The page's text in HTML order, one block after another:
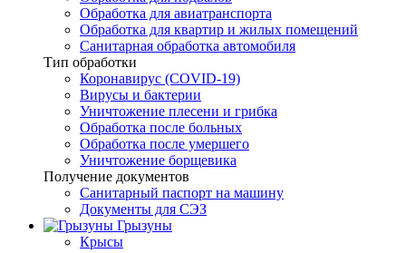
Обработка для авиатранспорта
Обработка для квартир и жилых помещений
Санитарная обработка автомобиля
Тип обработки
Коронавирус (COVID-19)
Вирусы и бактерии
Уничтожение плесени и грибка
Обработка после больных
Обработка после умершего
Уничтожение борщевика
Получение документов
Санитарный паспорт на машину
Документы для СЭЗ
Грызуны
Крысы